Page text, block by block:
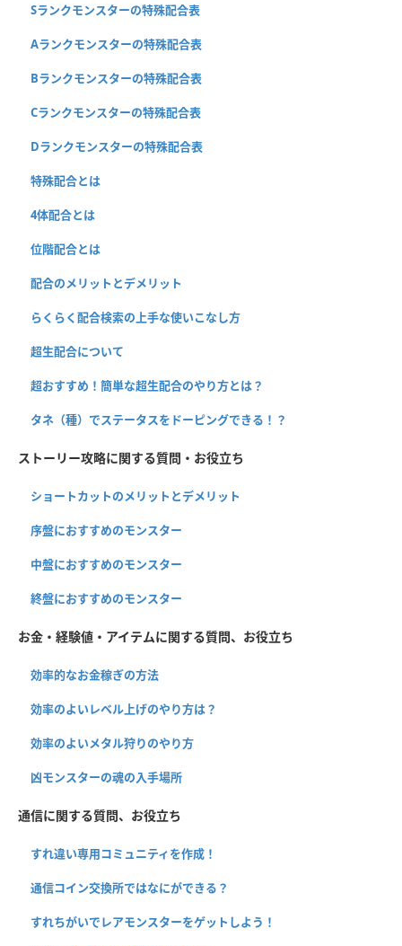
Sランクモンスターの特殊配合表
Aランクモンスターの特殊配合表
Bランクモンスターの特殊配合表
Cランクモンスターの特殊配合表
Dランクモンスターの特殊配合表
特殊配合とは
4体配合とは
位階配合とは
配合のメリットとデメリット
らくらく配合検索の上手な使いこなし方
超生配合について
超おすすめ！簡単な超生配合のやり方とは？
タネ（種）でステータスをドーピングできる！？
ストーリー攻略に関する質問・お役立ち
ショートカットのメリットとデメリット
序盤におすすめのモンスター
中盤におすすめのモンスター
終盤におすすめのモンスター
お金・経験値・アイテムに関する質問、お役立ち
効率的なお金稼ぎの方法
効率のよいレベル上げのやり方は？
効率のよいメタル狩りのやり方
凶モンスターの魂の入手場所
通信に関する質問、お役立ち
すれ違い専用コミュニティを作成！
通信コイン交換所ではなにができる？
すれちがいでレアモンスターをゲットしよう！